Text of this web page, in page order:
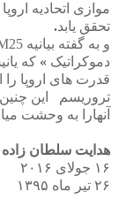
موازی اتحادیه اروپا
تحقق یابد.
و به گفته بیانیه
دموکراتیک » که
قدرت های اروپا را
تروریسم
این چنین
آنهارا
به وحشت
هدایت سلطان زاده
۱۶ جولای ۲۰۱۶
۲۶ تیر ماه ۱۳۹۵